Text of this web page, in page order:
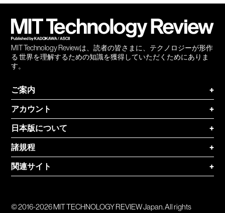
MIT Technology Reviewは、読者の皆さまに、テクノロジーが形作
る 世界を理解するための知識を獲得していただくためにありま
す。
ご案内
+
アカウント
+
日本版について
+
諸規程
+
関連サイト
+
© 2016-2026 MIT TECHNOLOGY REVIEW Japan. All rights